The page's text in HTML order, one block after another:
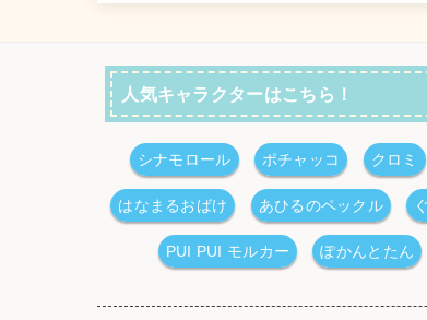
人気キャラクターはこちら！
シナモロール ポチャッコ クロミ
はなまるおばけ あひるのペックル
PUI PUI モルカー ぽかんとたん